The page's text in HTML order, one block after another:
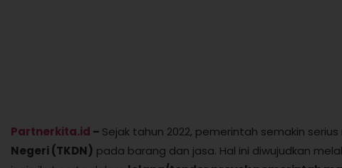
Partnerkita.id – Sejak tahun 2022, pemerintah semakin
Negeri (TKDN) pada barang dan jasa. Hal ini diwujudkan